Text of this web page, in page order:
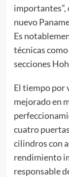
importantes”,
nuevo
Es
técnicas
secciones
El tiempo por
mejorado en
cuatro
cilindros con
rendimiento
responsable